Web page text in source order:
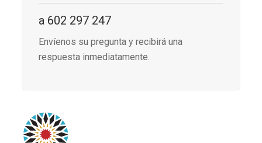
a 602 297 247
Envíenos su pregunta y recibirá una
respuesta inmediatamente.